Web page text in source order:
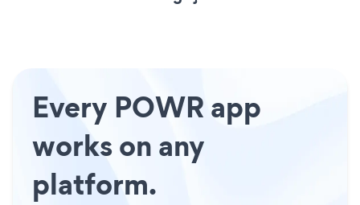
Every POWR app
works on any
platform.